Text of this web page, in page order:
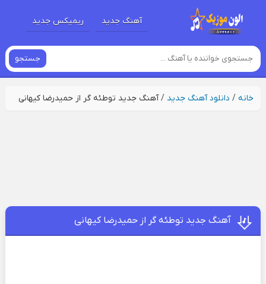
آهنگ جدید ریمیکس جدید
جستجو
خانه/ دانلود آهنگ جدید /آهنگ جدید توطئه گر از حمیدرضا کیهانی
آهنگ جدید توطئه گر از حمیدرضا کیهانی